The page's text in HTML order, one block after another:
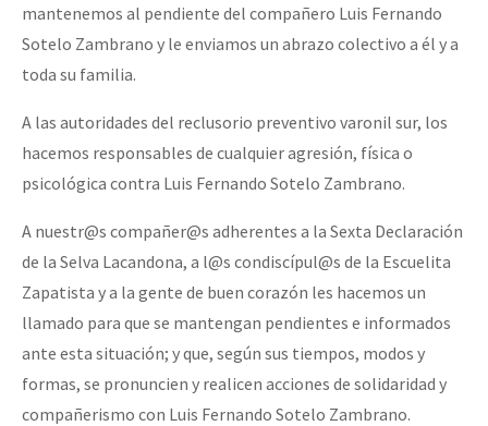
mantenemos al pendiente del compañero Luis Fernando
Sotelo Zambrano y le enviamos un abrazo colectivo a él y a
toda su familia.
A las autoridades del reclusorio preventivo varonil sur, los
hacemos responsables de cualquier agresión, física o
psicológica contra Luis Fernando Sotelo Zambrano.
A nuestr@s compañer@s adherentes a la Sexta Declaración
de la Selva Lacandona, a l@s condiscípul@s de la Escuelita
Zapatista y a la gente de buen corazón les hacemos un
llamado para que se mantengan pendientes e informados
ante esta situación; y que, según sus tiempos, modos y
formas, se pronuncien y realicen acciones de solidaridad y
compañerismo con Luis Fernando Sotelo Zambrano.